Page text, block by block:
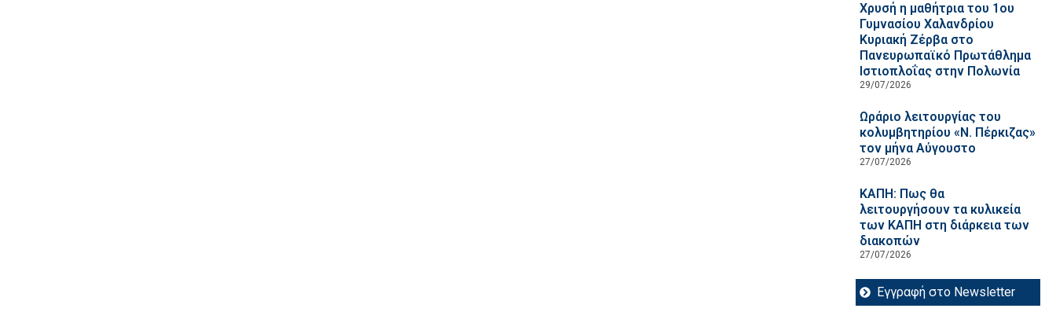
Χρυσή η μαθήτρια του 1ου
Γυμνασίου Χαλανδρίου
Κυριακή Ζέρβα στο
Πανευρωπαϊκό Πρωτάθλημα
Ιστιοπλοΐας στην Πολωνία
29/07/2026
Ωράριο λειτουργίας του
κολυμβητηρίου «Ν. Πέρκιζας»
τον μήνα Αύγουστο
27/07/2026
ΚΑΠΗ: Πως θα
λειτουργήσουν τα κυλικεία
των ΚΑΠΗ στη διάρκεια των
διακοπών
27/07/2026
Εγγραφή στο Newsletter